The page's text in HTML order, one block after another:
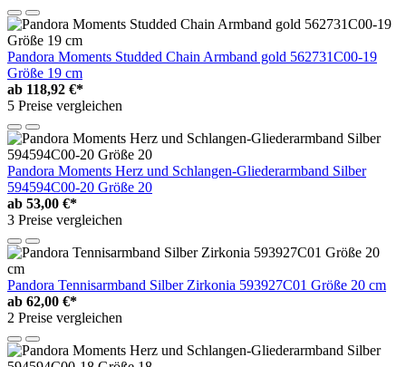
Pandora Moments Studded Chain Armband gold 562731C00-19
Größe 19 cm
ab 118,92 €*
5 Preise vergleichen
Pandora Moments Herz und Schlangen-Gliederarmband Silber
594594C00-20 Größe 20
ab 53,00 €*
3 Preise vergleichen
Pandora Tennisarmband Silber Zirkonia 593927C01 Größe 20 cm
ab 62,00 €*
2 Preise vergleichen